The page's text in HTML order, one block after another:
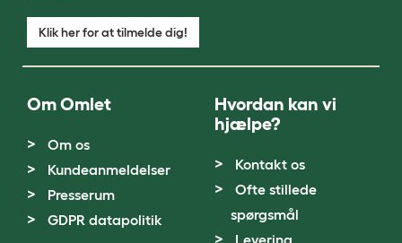
Klik her for at tilmelde dig!
Om Omlet
Om os
Kundeanmeldelser
Presserum
GDPR datapolitik
Hvordan kan vi
hjælpe?
Kontakt os
Ofte stillede
spørgsmål
Levering